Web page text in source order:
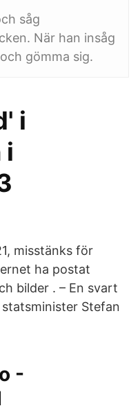
såg
När han insåg
gömma sig.
i
i
misstänks för
ha postat
bilder . – En svart
Stefan
-